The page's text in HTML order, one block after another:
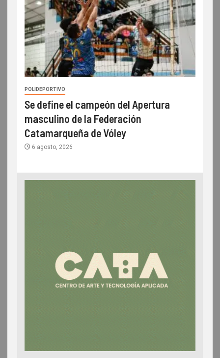
POLIDEPORTIVO
Se define el campeón del Apertura
masculino de la Federación
Catamarqueña de Vóley
6 agosto, 2026